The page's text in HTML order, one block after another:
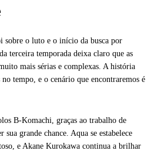
sobre o luto e o início da busca por
terceira temporada deixa claro que as
mais sérias e complexas. A história
no tempo, e o cenário que encontraremos é
B-Komachi, graças ao trabalho de
sua grande chance. Aqua se estabelece
e Akane Kurokawa continua a brilhar